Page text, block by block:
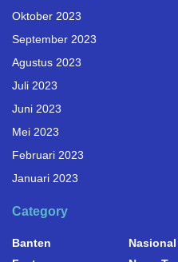
Oktober 2023
September 2023
Agustus 2023
Juli 2023
Juni 2023
Mei 2023
Februari 2023
Januari 2023
Category
Banten
Nasional